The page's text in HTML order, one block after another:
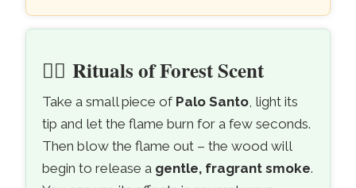
🧘‍♀️Rituals of Forest Scent
Take a small piece of Palo Santo, light its
tip and let the flame burn for a few seconds.
Then blow the flame out – the wood will
begin to release a gentle, fragrant smoke.